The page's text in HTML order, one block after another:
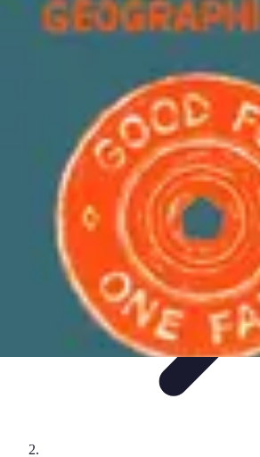
Géographie Explore
ExplorationCartographie et outilsExploration
Géographie Explore